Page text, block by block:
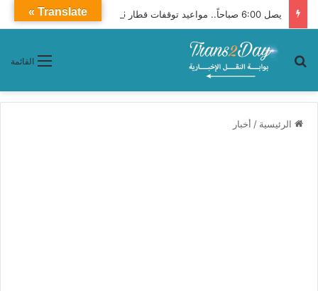
يصل 6:00 صباحاً.. مواعيد توقفات قطار 2006 أبو الهول من القاهرة إلى أسوان
القائمة بحث عن
الرئيسية / أخبار
Translate »